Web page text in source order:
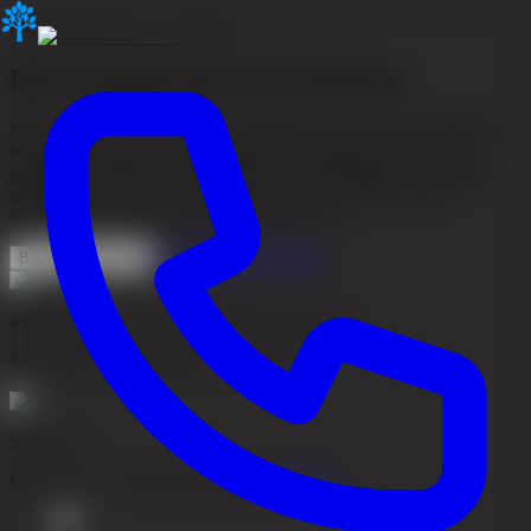
Hårtransplantation konsultation
Konsultationen är ett kostnadsfritt första steg där vi ger rådgivning
om hårtransplantation. Vi går igenom ditt håravfall, dina mål,
graftbehov, metodval (FUE/DHI), pris, återhämtning och praktisk
planering. Vid behov kan vi titta närmare på hårbotten med
mikrokamera för att underlätta rådgivningen.
Boka konsultation Se priser Läs om grafts
Medicinskt granskad av
Dr Mohammed Abas
Medicinskt ansvarig läkare
2026-06-10
VD, Akacia Medical Läs bio